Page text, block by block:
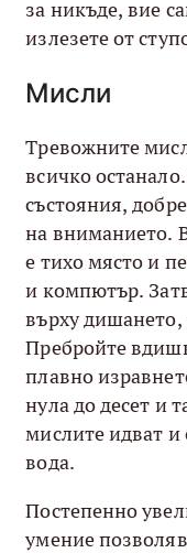
за никъде, вие
излезете от
Мисли
Тревожните
всичко
състояния,
на вниманието.
е тихо място и
и компютър.
върху дишането,
Пребройте
плавно
нула до десет и
мислите идват и
вода.
Постепенно
умение